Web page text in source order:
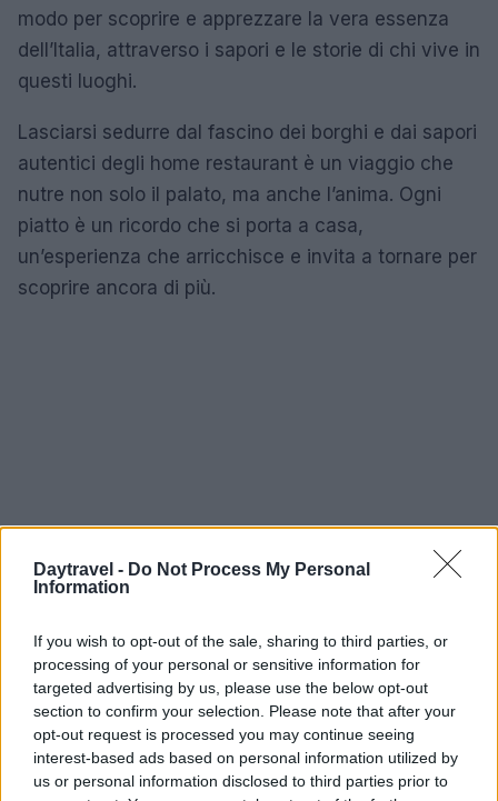
Daytravel - Do Not Process My Personal
Information
If you wish to opt-out of the sale, sharing to third parties, or
processing of your personal or sensitive information for
targeted advertising by us, please use the below opt-out
section to confirm your selection. Please note that after your
opt-out request is processed you may continue seeing
interest-based ads based on personal information utilized by
us or personal information disclosed to third parties prior to
modo per scoprire e apprezzare la vera essenza
dell’Italia, attraverso i sapori e le storie di chi vive in
questi luoghi.
Lasciarsi sedurre dal fascino dei borghi e dai sapori
autentici degli home restaurant è un viaggio che
nutre non solo il palato, ma anche l’anima. Ogni
piatto è un ricordo che si porta a casa,
un’esperienza che arricchisce e invita a tornare per
scoprire ancora di più.
AUTORE
AiAdhubMedia